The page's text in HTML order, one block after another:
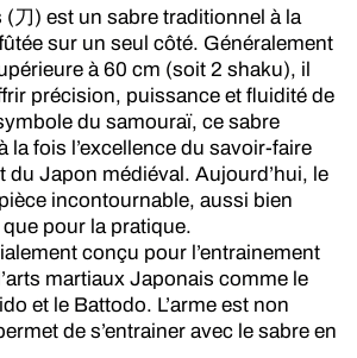
(刀) est un sabre traditionnel à la
sur un seul côté. Généralement
à 60 cm (soit 2 shaku), il
précision, puissance et fluidité de
du samouraï, ce sabre
la fois l’excellence du savoir-faire
du Japon médiéval. Aujourd’hui, le
incontournable, aussi bien
pour la pratique.
conçu pour l’entrainement
martiaux Japonais comme le
et le Battodo. L’arme est non
de s’entrainer avec le sabre en